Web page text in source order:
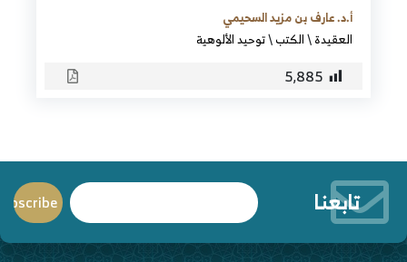
أ.د. عارف بن مزيد السحيمي
العقيدة\الكتب\توحيد الألوهية
5٬885
تابعنا